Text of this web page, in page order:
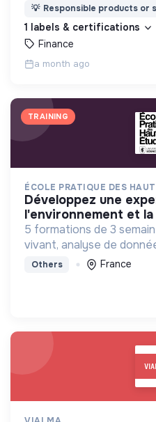
nourrissent
💡 Responsible products or
1 labels & certifications
Finance
a month ago
TRAINING
ÉCOLE PRATIQUE DES
développez une expertise sur
l'environnement et
5 formations de 3
vivant, analyse de
et génétique du paysage.
Others France